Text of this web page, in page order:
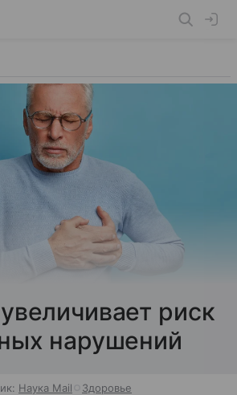
риск
нарушений
Наука Mail Здоровье